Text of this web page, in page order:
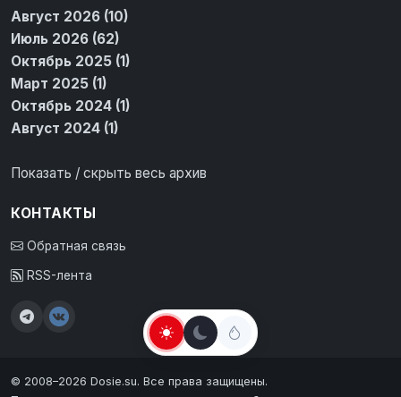
Август 2026 (10)
Июль 2026 (62)
Октябрь 2025 (1)
Март 2025 (1)
Октябрь 2024 (1)
Август 2024 (1)
Показать / скрыть весь архив
КОНТАКТЫ
Обратная связь
RSS-лента
© 2008–2026 Dosie.su. Все права защищены.